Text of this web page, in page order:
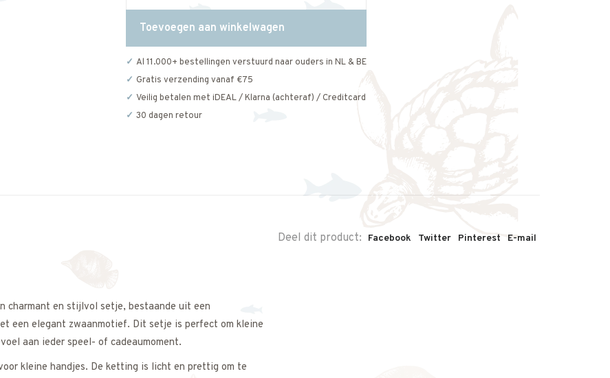
Toevoegen aan winkelwagen
Al 11.000+ bestellingen verstuurd naar ouders in NL & BE
Gratis verzending vanaf €75
Veilig betalen met iDEAL / Klarna (achteraf) / Creditcard
30 dagen retour
Deel dit product: Facebook Twitter Pinterest E-mail
charmant en stijlvol setje, bestaande uit een
een elegant zwaanmotief. Dit setje is perfect om kleine
aan ieder speel- of cadeaumoment.
kleine handjes. De ketting is licht en prettig om te